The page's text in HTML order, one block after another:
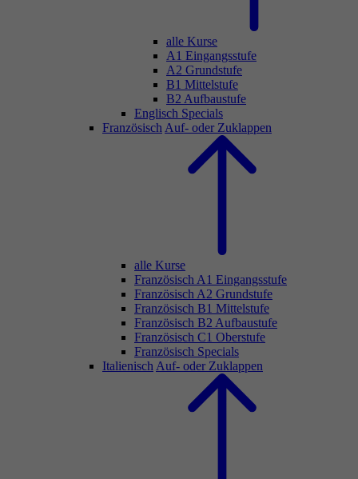
alle Kurse
A1 Eingangsstufe
A2 Grundstufe
B1 Mittelstufe
B2 Aufbaustufe
Englisch Specials
Französisch Auf- oder Zuklappen
alle Kurse
Französisch A1 Eingangsstufe
Französisch A2 Grundstufe
Französisch B1 Mittelstufe
Französisch B2 Aufbaustufe
Französisch C1 Oberstufe
Französisch Specials
Italienisch Auf- oder Zuklappen